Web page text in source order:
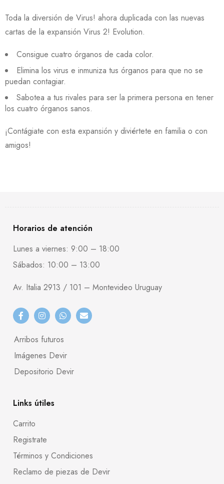
Toda la diversión de Virus! ahora duplicada con las nuevas
cartas de la expansión Virus 2! Evolution.
Consigue cuatro órganos de cada color.
Elimina los virus e inmuniza tus órganos para que no se
puedan contagiar.
Sabotea a tus rivales para ser la primera persona en tener
los cuatro órganos sanos.
¡Contágiate con esta expansión y diviértete en familia o con
amigos!
Horarios de atención
Lunes a viernes: 9:00 – 18:00
Sábados: 10:00 – 13:00
Av. Italia 2913 / 101 – Montevideo Uruguay
Arribos futuros
Imágenes Devir
Depositorio Devir
Links útiles
Carrito
Registrate
Términos y Condiciones
Reclamo de piezas de Devir